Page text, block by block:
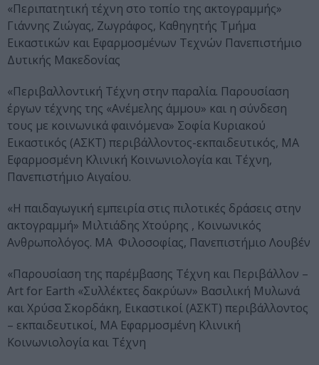
«Περιπατητική τέχνη στο τοπίο της ακτογραμμής»
Γιάννης Ζιώγας, Ζωγράφος, Καθηγητής Τμήμα
Εικαστικών και Εφαρμοσμένων Τεχνών Πανεπιστήμιο
Δυτικής Μακεδονίας
«Περιβαλλοντική Τέχνη στην παραλία. Παρουσίαση
έργων τέχνης της «Ανέμελης άμμου» και η σύνδεση
τους με κοινωνικά φαινόμενα» Σοφία Κυριακού
Εικαστικός (ΑΣΚΤ) περιβάλλοντος-εκπαιδευτικός, ΜΑ
Εφαρμοσμένη Κλινική Κοινωνιολογία και Τέχνη,
Πανεπιστήμιο Αιγαίου.
«Η παιδαγωγική εμπειρία στις πιλοτικές δράσεις στην
ακτογραμμή» Μιλτιάδης Χτούρης , Κοινωνικός
Ανθρωπολόγος. ΜΑ Φιλοσοφίας, Πανεπιστήμιο Λουβέν
«Παρουσίαση της παρέμβασης Τέχνη και Περιβάλλον –
Art for Earth «Συλλέκτες δακρύων» Βασιλική Μυλωνά
και Χρύσα Σκορδάκη, Εικαστικοί (ΑΣΚΤ) περιβάλλοντος
– εκπαιδευτικοί, ΜΑ Εφαρμοσμένη Κλινική
Κοινωνιολογία και Τέχνη